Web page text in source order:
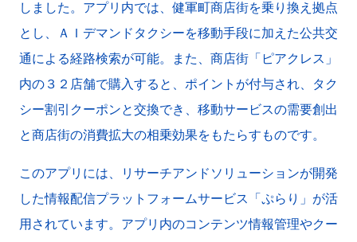
しました。アプリ内では、健軍町商店街を乗り換え拠点
とし、ＡＩデマンドタクシーを移動手段に加えた公共交
通による経路検索が可能。また、商店街「ピアクレス」
内の３２店舗で購入すると、ポイントが付与され、タク
シー割引クーポンと交換でき、移動サービスの需要創出
と商店街の消費拡大の相乗効果をもたらすものです。
このアプリには、リサーチアンドソリューションが開発
した情報配信プラットフォームサービス「ぷらり」が活
用されています。アプリ内のコンテンツ情報管理やクー